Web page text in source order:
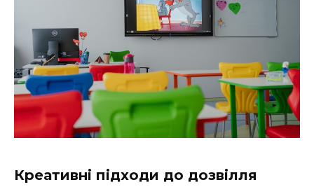
Креативні підходи до дозвілля